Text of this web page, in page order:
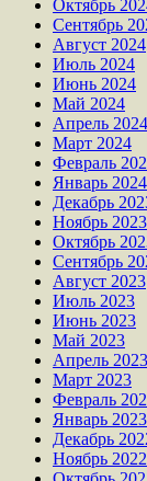
Октябрь
Сентябрь
Август 2024
Июль 2024
Июнь 2024
Май 2024
Апрель 2024
Март 2024
Февраль
Январь 2024
Декабрь
Ноябрь 2023
Октябрь
Сентябрь
Август 2023
Июль 2023
Июнь 2023
Май 2023
Апрель 2023
Март 2023
Февраль
Январь 2023
Декабрь
Ноябрь 2022